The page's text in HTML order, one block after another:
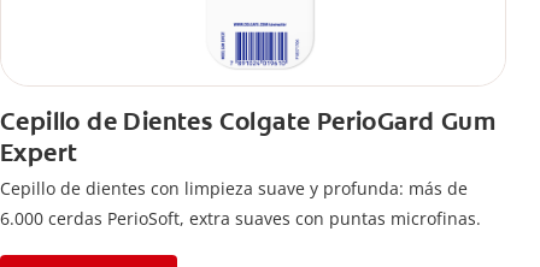
Cepillo de Dientes Colgate PerioGard Gum
Expert
Cepillo de dientes con limpieza suave y profunda: más de
6.000 cerdas PerioSoft, extra suaves con puntas microfinas.